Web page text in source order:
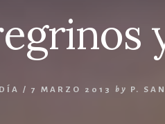
/ 7 MARZO 2013 by P.